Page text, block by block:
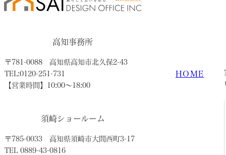
高知事務所
〒781-0088 高知県高知市北久保2-43
TEL:0120-251-731
【営業時間】10:00〜18:00
須崎ショールーム
〒785-0033 高知県須崎市大間西町3-17
TEL 0889-43-0816
HOME